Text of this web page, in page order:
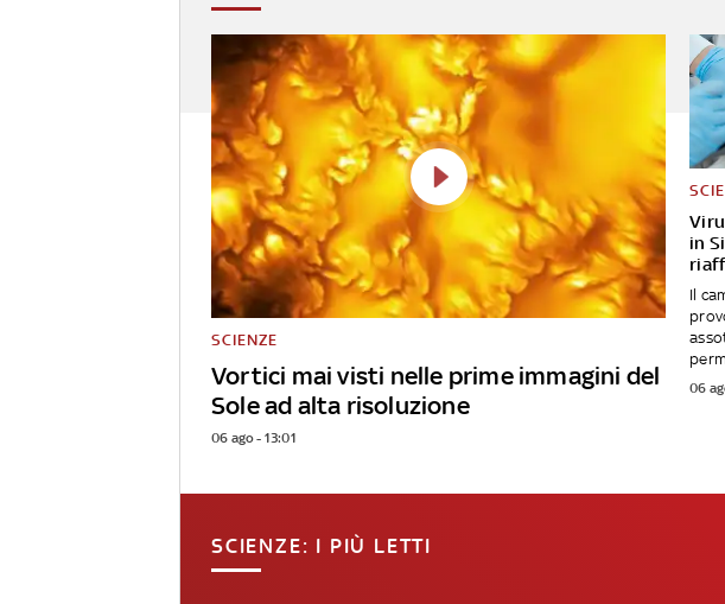
Vortici mai visti nelle prime immagini del
Sole ad alta risoluzione
SCIENZE
06 ago - 13:01
in
Il
06
SCIENZE: I PIÙ LETTI